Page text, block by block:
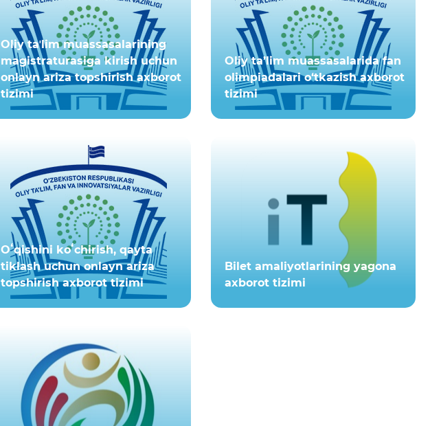
Oliy taʼlim muassasalarining
magistraturasiga kirish uchun
onlayn ariza topshirish axborot
tizimi
Oliy ta’lim muassasalarida fan
olimpiadalari o‘tkazish axborot
tizimi
Oʻqishini koʻchirish, qayta
tiklash uchun onlayn ariza
topshirish axborot tizimi
Bilet amaliyotlarining yagona
axborot tizimi